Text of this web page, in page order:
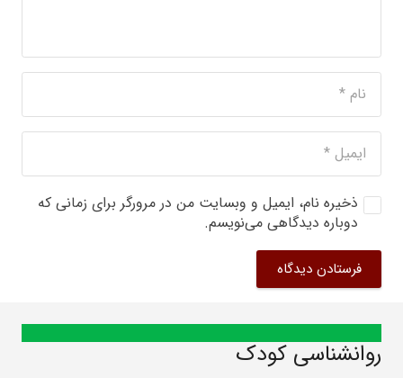
ذخیره نام، ایمیل و وبسایت من در مرورگر برای زمانی که
دوباره دیدگاهی می‌نویسم.
فرستادن دیدگاه
روانشناسی کودک